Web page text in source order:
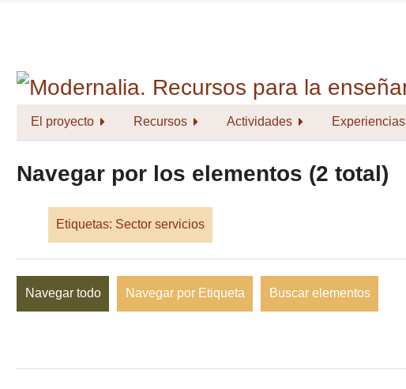
El proyecto Recursos Actividades Experiencias
Navegar por los elementos (2 total)
Etiquetas: Sector servicios
Navegar todo Navegar por Etiqueta Buscar elementos